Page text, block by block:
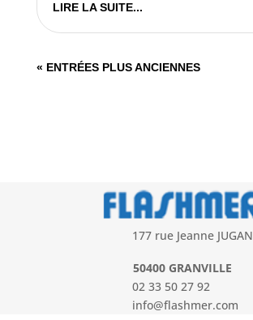
LIRE LA SUITE...
« ENTRÉES PLUS ANCIENNES
177 rue Jeanne JUGAN
50400 GRANVILLE
02 33 50 27 92
info@flashmer.com